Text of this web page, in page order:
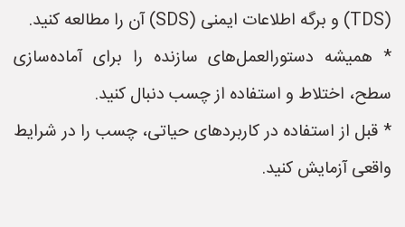
(TDS) و برگه اطلاعات ایمنی (SDS) آن را مطالعه کنید.
* همیشه دستورالعمل‌های سازنده را برای آماده‌سازی
سطح، اختلاط و استفاده از چسب دنبال کنید.
* قبل از استفاده در کاربردهای حیاتی، چسب را در شرایط
واقعی آزمایش کنید.